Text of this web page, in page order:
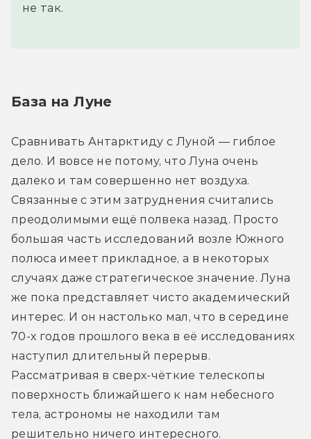
не так.
База на Луне
Сравнивать Антарктиду с Луной — гиблое
дело. И вовсе не потому, что Луна очень
далеко и там совершенно нет воздуха.
Связанные с этим затруднения считались
преодолимыми ещё полвека назад. Просто
большая часть исследований возле Южного
полюса имеет прикладное, а в некоторых
случаях даже стратегическое значение. Луна
же пока представляет чисто академический
интерес. И он настолько мал, что в середине
70-х годов прошлого века в её исследованиях
наступил длительный перерыв.
Рассматривая в сверх-чёткие телескопы
поверхность ближайшего к нам небесного
тела, астрономы не находили там
решительно ничего интересного.